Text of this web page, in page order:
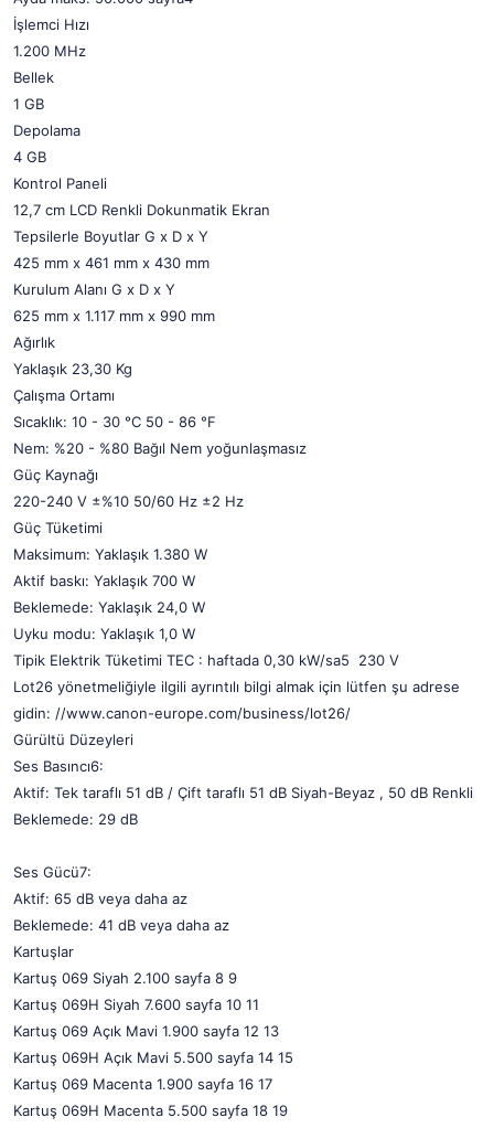
İşlemci Hızı
1.200 MHz
Bellek
1 GB
Depolama
4 GB
Kontrol Paneli
12,7 cm LCD Renkli Dokunmatik Ekran
Tepsilerle Boyutlar G x D x Y
425 mm x 461 mm x 430 mm
Kurulum Alanı G x D x Y
625 mm x 1.117 mm x 990 mm
Ağırlık
Yaklaşık 23,30 Kg
Çalışma Ortamı
Sıcaklık: 10 - 30 °C 50 - 86 °F
Nem: %20 - %80 Bağıl Nem yoğunlaşmasız
Güç Kaynağı
220-240 V ±%10 50/60 Hz ±2 Hz
Güç Tüketimi
Maksimum: Yaklaşık 1.380 W
Aktif baskı: Yaklaşık 700 W
Beklemede: Yaklaşık 24,0 W
Uyku modu: Yaklaşık 1,0 W
Tipik Elektrik Tüketimi TEC : haftada 0,30 kW/sa5 230 V
Lot26 yönetmeliğiyle ilgili ayrıntılı bilgi almak için lütfen şu adrese
gidin: //www.canon-europe.com/business/lot26/
Gürültü Düzeyleri
Ses Basıncı6:
Aktif: Tek taraflı 51 dB / Çift taraflı 51 dB Siyah-Beyaz , 50 dB Renkli
Beklemede: 29 dB
Ses Gücü7:
Aktif: 65 dB veya daha az
Beklemede: 41 dB veya daha az
Kartuşlar
Kartuş 069 Siyah 2.100 sayfa 8 9
Kartuş 069H Siyah 7.600 sayfa 10 11
Kartuş 069 Açık Mavi 1.900 sayfa 12 13
Kartuş 069H Açık Mavi 5.500 sayfa 14 15
Kartuş 069 Macenta 1.900 sayfa 16 17
Kartuş 069H Macenta 5.500 sayfa 18 19